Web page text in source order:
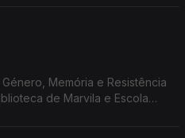
Memória e Resistência
de Marvila e Escola